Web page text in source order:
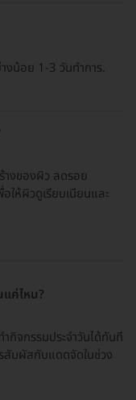
งน้อย 1-3 วันทำการ.
างของผิว ลดรอย
ให้ผิวดูเรียบเนียนและ
แค่ไหน?
กิจกรรมประจำวันได้ทันที
สัมผัสกับแดดจัดในช่วง